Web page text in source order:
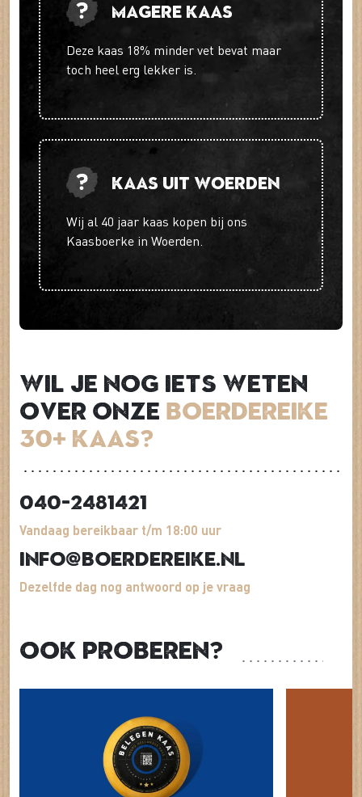
Magere kaas
Deze kaas 18% minder vet bevat maar
toch heel erg lekker is.
Kaas uit Woerden
Wij al 40 jaar kaas kopen bij ons
Kaasboerke in Woerden.
Wil je nog iets weten
over onze Boerdereike
30+ Kaas?
040-2481421
Vandaag bereikbaar t/m 18:00 uur
info@boerdereike.nl
Dezelfde dag nog antwoord op je vraag
Ook proberen?